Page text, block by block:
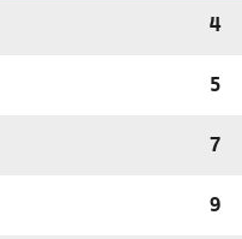
4
5
7
9